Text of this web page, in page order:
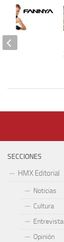
SECCIONES
HMX Editorial
Noticias
Cultura
Opinión